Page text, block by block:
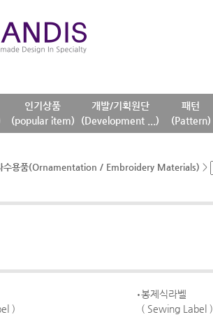
인기상품
(popular item)
개발/기획원단
(Development ...)
패턴
(Pattern)
수용품(Ornamentation / Embroidery Materials) >
)
봉제식라벨
( Sewing Label )